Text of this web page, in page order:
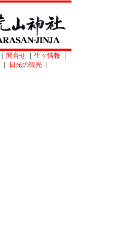
｜ 問合せ ｜ 生々情報 ｜
｜ 日光の観光 ｜